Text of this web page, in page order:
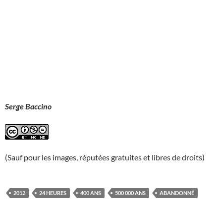
Serge Baccino
(Sauf pour les images, réputées gratuites et libres de droits)
2012 24 HEURES 400 ANS 500 000 ANS ABANDONNÉ